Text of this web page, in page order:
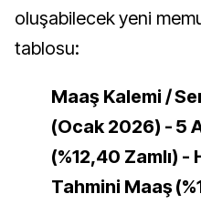
oluşabilecek yeni
tablosu:
Maaş Kalemi /
(Ocak 2026) - 5
(%12,40 Zamlı)
Tahmini Maaş